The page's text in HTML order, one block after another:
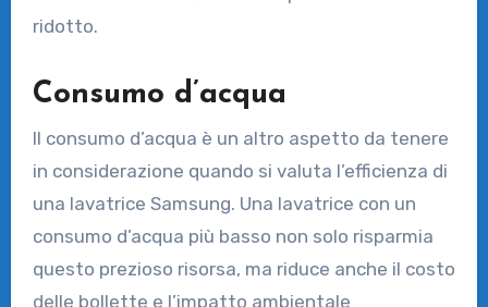
ridotto.
Consumo d’acqua
Il consumo d’acqua è un altro aspetto da tenere
in considerazione quando si valuta l’efficienza di
una lavatrice Samsung. Una lavatrice con un
consumo d’acqua più basso non solo risparmia
questo prezioso risorsa, ma riduce anche il costo
delle bollette e l’impatto ambientale